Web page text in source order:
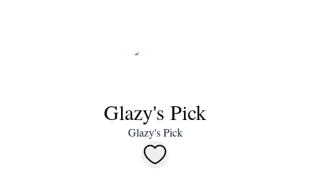
Glazy's Pick
Glazy's Pick